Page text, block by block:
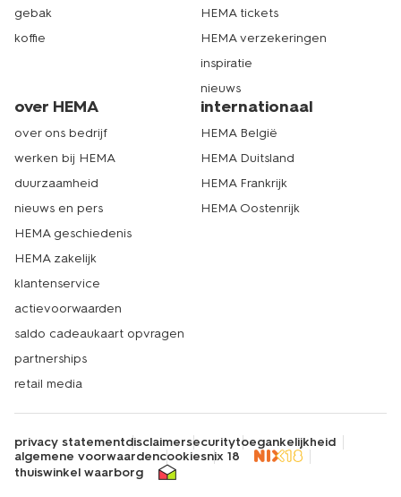
gebak
koffie
HEMA tickets
HEMA verzekeringen
inspiratie
nieuws
over HEMA
over ons bedrijf
werken bij HEMA
duurzaamheid
nieuws en pers
HEMA geschiedenis
HEMA zakelijk
klantenservice
actievoorwaarden
saldo cadeaukaart opvragen
partnerships
retail media
internationaal
HEMA België
HEMA Duitsland
HEMA Frankrijk
HEMA Oostenrijk
privacy statementdisclaimersecuritytoegankelijkheid
algemene voorwaardencookiesnix 18
thuiswinkel waarborg